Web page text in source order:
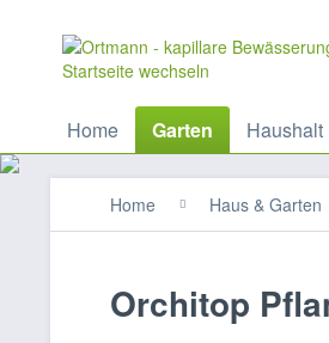
Home Garten Haushalt
Home Haus & Garten
Orchitop